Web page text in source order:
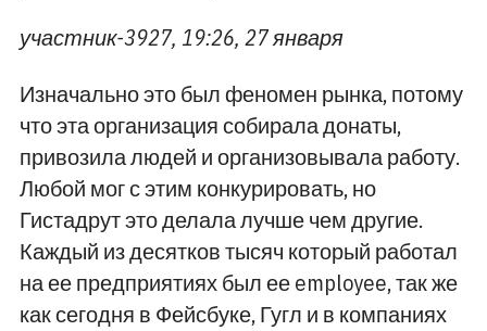
участник-3927, 19:26, 27 января
Изначально это был феномен рынка, потому
что эта организация собирала донаты,
привозила людей и организовывала работу.
Любой мог с этим конкурировать, но
Гистадрут это делала лучше чем другие.
Каждый из десятков тысяч который работал
на ее предприятиях был ее employee, так же
как сегодня в Фейсбуке, Гугл и в компаниях